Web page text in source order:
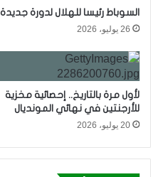
السوباط رئيسا للهلال لدورة جديدة
26 يوليو، 2026
لأول مرة بالتاريخ.. إحصائية مخزية
للأرجنتين في نهائي المونديال
20 يوليو، 2026